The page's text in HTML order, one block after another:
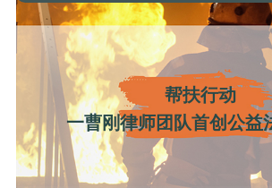
帮扶行动
一曹刚律师团队首创公益